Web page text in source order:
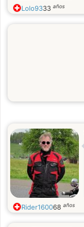
Lolo9333 años
Rider160068 años